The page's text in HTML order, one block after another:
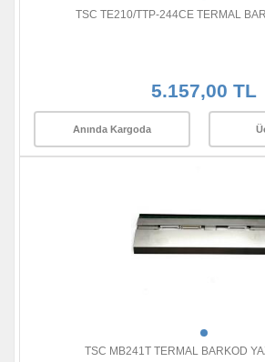
TSC TE210/TTP-244CE TERMAL
5.157,00 TL
Anında Kargoda
TSC MB241T TERMAL BARKOD